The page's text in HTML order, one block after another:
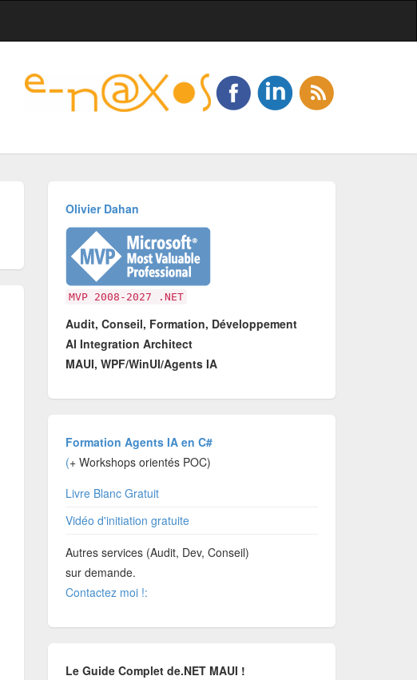
Olivier Dahan
MVP 2008-2027 .NET
Audit, Conseil, Formation, Développement
AI Integration Architect
MAUI, WPF/WinUI/Agents IA
Formation Agents IA en C#
(+ Workshops orientés POC)
Livre Blanc Gratuit
Vidéo d'initiation gratuite
Autres services (Audit, Dev, Conseil)
sur demande.
Contactez moi !:
Le Guide Complet de.NET MAUI !